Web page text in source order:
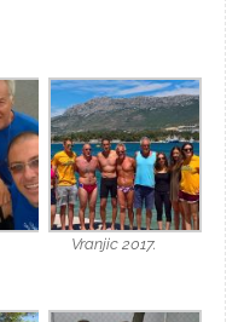
Vranjic 2017.